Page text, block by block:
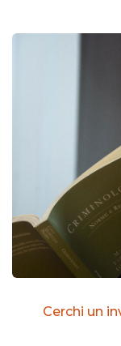
Cerchi un